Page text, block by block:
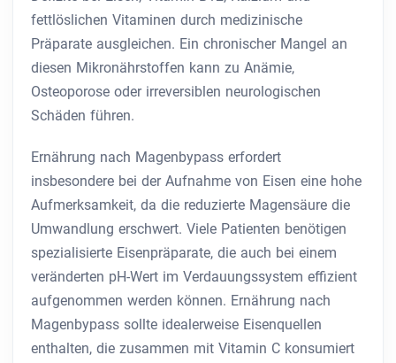
fettlöslichen Vitaminen durch medizinische
Präparate ausgleichen. Ein chronischer Mangel an
diesen Mikronährstoffen kann zu Anämie,
Osteoporose oder irreversiblen neurologischen
Schäden führen.
Ernährung nach Magenbypass erfordert
insbesondere bei der Aufnahme von Eisen eine hohe
Aufmerksamkeit, da die reduzierte Magensäure die
Umwandlung erschwert. Viele Patienten benötigen
spezialisierte Eisenpräparate, die auch bei einem
veränderten pH-Wert im Verdauungssystem effizient
aufgenommen werden können. Ernährung nach
Magenbypass sollte idealerweise Eisenquellen
enthalten, die zusammen mit Vitamin C konsumiert